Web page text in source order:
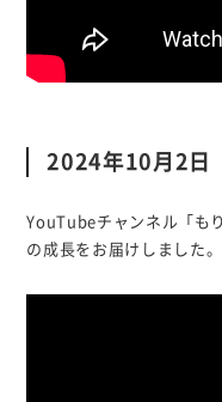
2024年10月2日
YouTubeチャンネル「も
の成長をお届けしました。